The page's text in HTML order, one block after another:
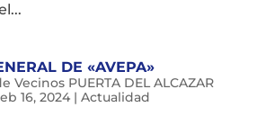
DE «AVEPA»
Vecinos PUERTA DEL ALCAZAR
16, 2024| Actualidad